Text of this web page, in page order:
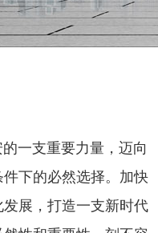
一支重要力量，迈向
下的必然选择。加快
展，打造一支新时代